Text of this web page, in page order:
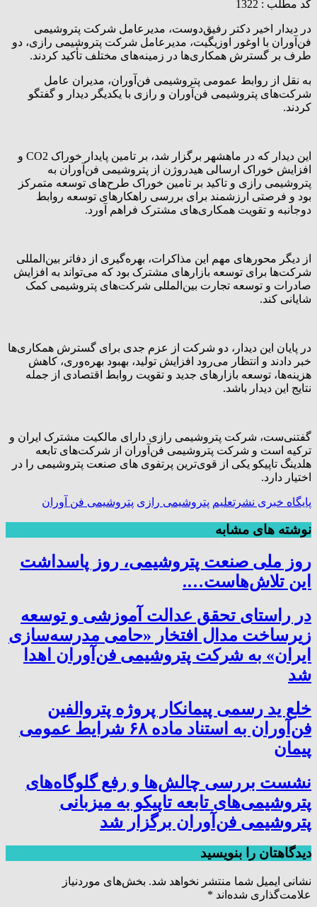
کد مطلب : 1322
در دیدار اخیر دکتر رفیق‌دوست، مدیرعامل شرکت پتروشیمی
فن‌آوران با اوغور اوزیگیت، مدیرعامل شرکت پتروشیمی رازی، دو
طرف بر گسترش همکاری‌ها در زمینه‌های مختلف تأکید کردند.
به نقل از روابط عمومی پتروشیمی فن‌آوران، مدیران عامل
شرکت‌های پتروشیمی فن‌آوران و رازی با یکدیگر دیدار و گفتگو
کردند.
این دیدار که در ماهشهر برگزار شد، بر تامین پایدار خوراک CO2 و
افزایش خوراک ارسالی هیدروژن از پتروشیمی فن‌آوران به
پتروشیمی رازی و تاکید بر تامین خوراک طرح‌های توسعه متمرکز
بود و فرصتی ارزشمند برای بررسی راهکارهای توسعه روابط
دوجانبه و تقویت همکاری‌های مشترک فراهم آورد.
از دیگر محورهای مهم این مذاکرات، بهره‌گیری از دفاتر بین‌المللی
شرکت‌ها برای توسعه بازارهای مشترک بود که می‌تواند به افزایش
صادرات و توسعه تجارت بین‌المللی شرکت‌های پتروشیمی کمک
شایانی کند.
در پایان این دیدار، دو شرکت از عزم جدی برای گسترش همکاری‌ها
خبر دادند و انتظار می‌رود افزایش تولید، بهبود بهره‌وری، کاهش
هزینه‌ها، توسعه بازارهای جدید و تقویت روابط اقتصادی از جمله
نتایج این دیدار باشد.
گفتنی‌ست، شرکت پتروشیمی رازی دارای مالکیت مشترک ایران و
ترکیه است و شرکت پتروشیمی فن‌آوران از شرکت‌های تابعه
هلدینگ تاپیکو یکی از قوی‌ترین پرتفوی های صنعت پتروشیمی را در
اختیار دارد.
پایگاه خبری نشرتعلیم پتروشیمی رازی پتروشیمی فن آوران
نوشته های مشابه
روز ملی صنعت پتروشیمی، روز پاسداشت
این تلاش‌هاست….‌
در راستای تحقق عدالت آموزشی و توسعه
زیرساخت مدال افتخار «حامی مدرسه‌سازی
ایران» به شرکت پتروشیمی فن‌آوران اهدا
شد
خلع ید رسمی پیمانکار پروژه پتروالفین
فن‌آوران به استناد ماده ۶۸ شرایط عمومی
پیمان
نشست بررسی چالش‌ها و رفع گلوگاه‌های
پتروشیمی‌های تابعه تاپیکو به میزبانی
پتروشیمی فن‌آوران برگزار شد
دیدگاهتان را بنویسید
نشانی ایمیل شما منتشر نخواهد شد. بخش‌های موردنیاز
علامت‌گذاری شده‌اند *